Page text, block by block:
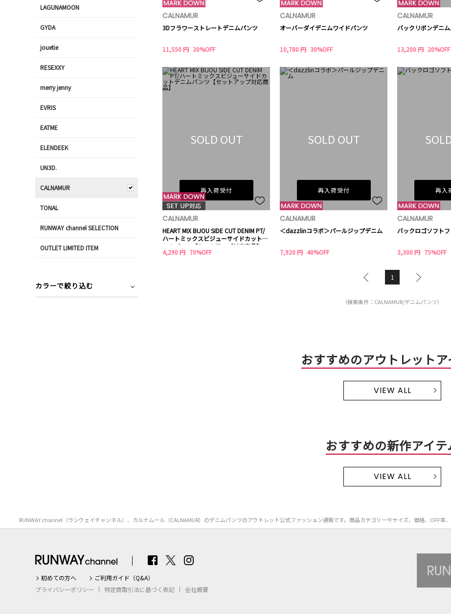
CALNAMUR
3Dフラワーストレートデニムパンツ
11,550 円 30%OFF
CALNAMUR
オーバーダイデニムワイドパンツ
10,780 円 30%OFF
CALNAMUR
バックリボンデニ
13,200 円 20%OFF
SOLD OUT
再入荷受付
CALNAMUR
HEART MIX BIJOU SIDE CUT DENIM PT/
ハートミックスビジューサイドカットデ
ニムパンツ【セットアップ対応商品】
4,290 円 70%OFF
SOLD OUT
再入荷受付
CALNAMUR
＜dazzlinコラボ＞パールジップデニム
7,920 円 40%OFF
再入
CALNAMUR
バックロゴソフト
3,300 円 75%OFF
1
（検索条件：CALNAMUR/デニムパンツ）
おすすめのアウトレットア
VIEW ALL
おすすめの新作アイテ
VIEW ALL
LAGUNAMOON
GYDA
jouetie
RESEXXY
merry jenny
EVRIS
EATME
ELENDEEK
UN3D.
CALNAMUR
TONAL
RUNWAY channel SELECTION
OUTLET LIMITED ITEM
カラーで絞り込む
RUNWAY channel（ランウェイチャンネル）、カルナムール（CALNAMUR）のデニムパンツのアウトレット公式ファッション通販です。商品カテゴリーやサイズ、価格、OFF率
初めての方へ
ご利用ガイド（Q&A）
プライバシーポリシー
特定商取引法に基づく表記 会社概要